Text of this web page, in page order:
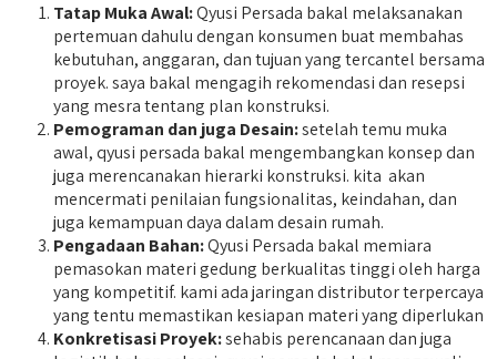
Tatap Muka Awal:Qyusi Persada bakal melaksanakan
pertemuan dahulu dengan konsumen buat membahas
kebutuhan, anggaran, dan tujuan yang tercantel bersama
proyek. saya bakal mengagih rekomendasi dan resepsi
yang mesra tentang plan konstruksi.
Pemograman dan juga Desain:setelah temu muka
awal, qyusi persada bakal mengembangkan konsep dan
juga merencanakan hierarki konstruksi. kita akan
mencermati penilaian fungsionalitas, keindahan, dan
juga kemampuan daya dalam desain rumah.
Pengadaan Bahan:Qyusi Persada bakal memiara
pemasokan materi gedung berkualitas tinggi oleh harga
yang kompetitif. kami ada jaringan distributor terpercaya
yang tentu memastikan kesiapan materi yang diperlukan
Konkretisasi Proyek:sehabis perencanaan dan juga